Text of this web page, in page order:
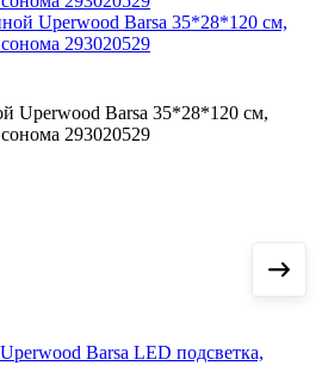
Uperwood Barsa 35*28*120 см,
293020529